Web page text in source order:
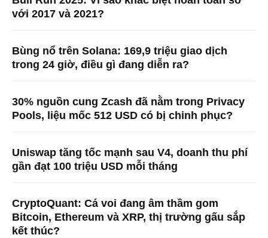
với 2017 và 2021?
Bùng nổ trên Solana: 169,9 triệu giao dịch
trong 24 giờ, điều gì đang diễn ra?
30% nguồn cung Zcash đã nằm trong Privacy
Pools, liệu mốc 512 USD có bị chinh phục?
Uniswap tăng tốc mạnh sau V4, doanh thu phí
gần đạt 100 triệu USD mỗi tháng
CryptoQuant: Cá voi đang âm thầm gom
Bitcoin, Ethereum và XRP, thị trường gấu sắp
kết thúc?